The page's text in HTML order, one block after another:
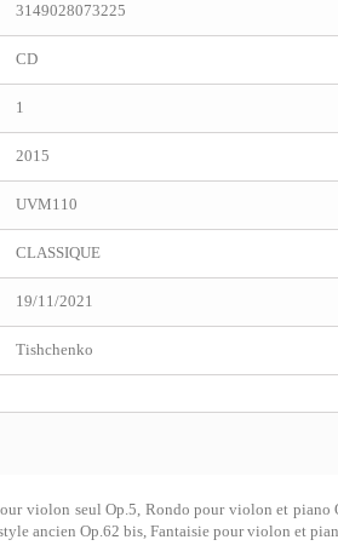
3149028073225
CD
1
2015
UVM110
CLASSIQUE
19/11/2021
Tishchenko
violon seul Op.5, Rondo pour violon et
ancien Op.62 bis, Fantaisie pour violon et